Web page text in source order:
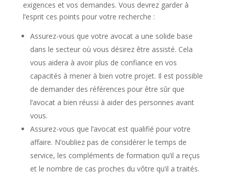
exigences et vos demandes. Vous devrez garder à
l’esprit ces points pour votre recherche :
Assurez-vous que votre avocat a une solide base
dans le secteur où vous désirez être assisté. Cela
vous aidera à avoir plus de confiance en vos
capacités à mener à bien votre projet. Il est possible
de demander des références pour être sûr que
l’avocat a bien réussi à aider des personnes avant
vous.
Assurez-vous que l’avocat est qualifié pour votre
affaire. N’oubliez pas de considérer le temps de
service, les compléments de formation qu’il a reçus
et le nombre de cas proches du vôtre qu’il a traités.